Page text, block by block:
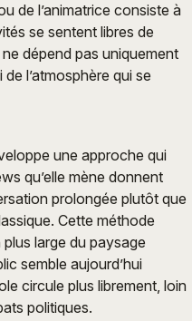
de l’animatrice consiste à
se sentent libres de
dépend pas uniquement
l’atmosphère qui se
une approche qui
qu’elle mène donnent
prolongée plutôt que
Cette méthode
large du paysage
semble aujourd’hui
circule plus librement, loin
politiques.